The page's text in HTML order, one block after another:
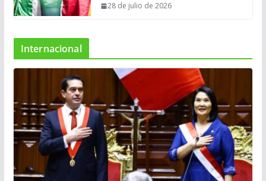
28 de julio de 2026
Internacional